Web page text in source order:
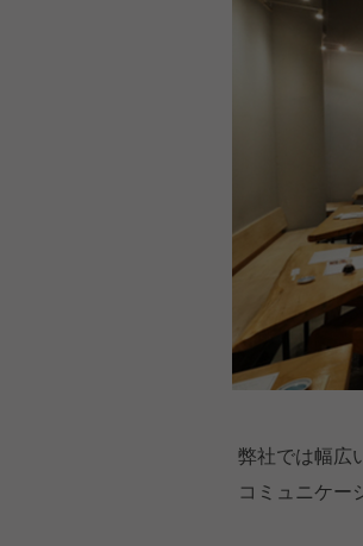
弊社では幅広
コミュニケー